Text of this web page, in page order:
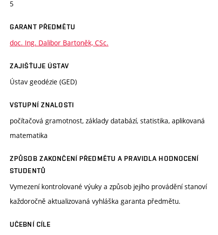
5
GARANT PŘEDMĚTU
doc. Ing. Dalibor Bartoněk, CSc.
ZAJIŠŤUJE ÚSTAV
Ústav geodézie (GED)
VSTUPNÍ ZNALOSTI
počítačová gramotnost, základy databází, statistika, aplikovaná
matematika
ZPŮSOB ZAKONČENÍ PŘEDMĚTU A PRAVIDLA HODNOCENÍ
STUDENTŮ
Vymezení kontrolované výuky a způsob jejího provádění stanoví
každoročně aktualizovaná vyhláška garanta předmětu.
UČEBNÍ CÍLE